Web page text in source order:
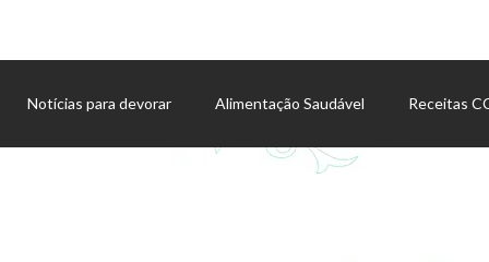
Notícias para devorar Alimentação Saudável Receitas